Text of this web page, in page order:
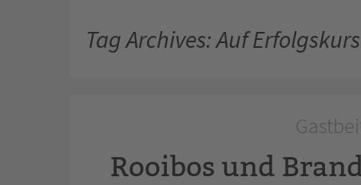
Tag Archives: Auf Erfolgskurs
Rooibos und